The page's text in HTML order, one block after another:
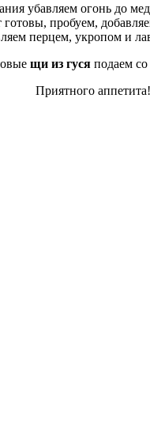
убавляем огонь до
готовы, пробуем,
перцем, укропом и
щи из гусяподаем со
Приятного аппетита!